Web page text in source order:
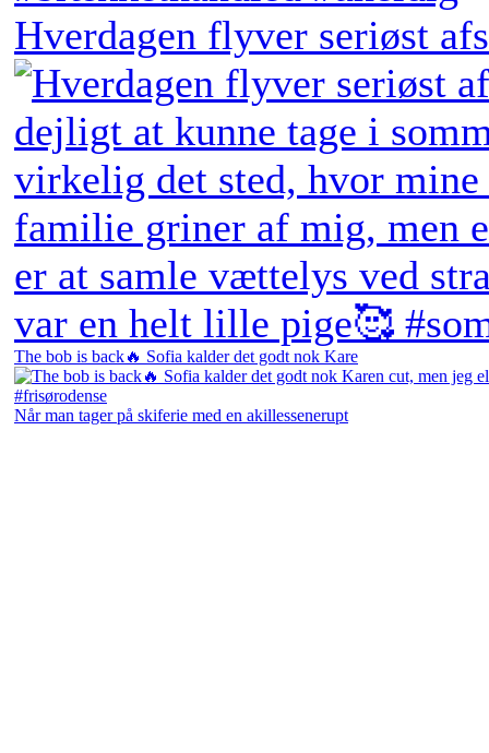
Hverdagen flyver seriøst
The bob is back🔥 Sofia kalder det godt nok Kare
Når man tager på skiferie med en akillessenerupt